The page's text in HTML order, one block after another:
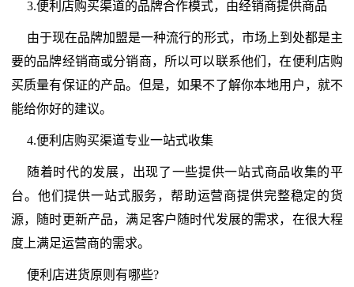
3.便利店购买渠道的品牌合作模式，由经销商提供商品
由于现在品牌加盟是一种流行的形式，市场上到处都是主
要的品牌经销商或分销商，所以可以联系他们，在便利店购
买质量有保证的产品。但是，如果不了解你本地用户，就不
能给你好的建议。
4.便利店购买渠道专业一站式收集
随着时代的发展，出现了一些提供一站式商品收集的平
台。他们提供一站式服务，帮助运营商提供完整稳定的货
源，随时更新产品，满足客户随时代发展的需求，在很大程
度上满足运营商的需求。
便利店进货原则有哪些?